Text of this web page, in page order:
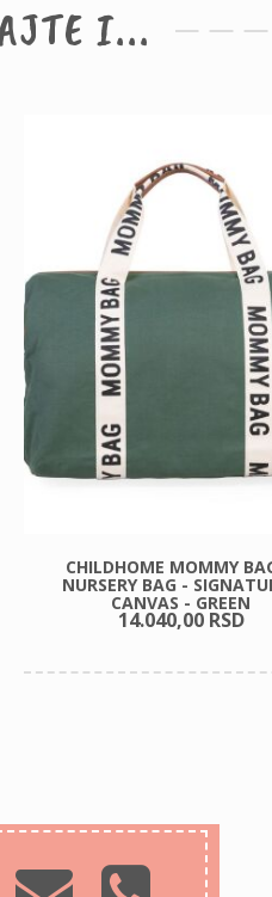
I...
CHILDHOME MOMMY
NURSERY BAG -
CANVAS - GREEN
14.040,00 RSD